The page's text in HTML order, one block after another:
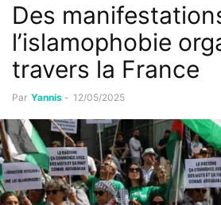
Des
l’islamophobie
travers la France
Par Yannis - 12/05/2025